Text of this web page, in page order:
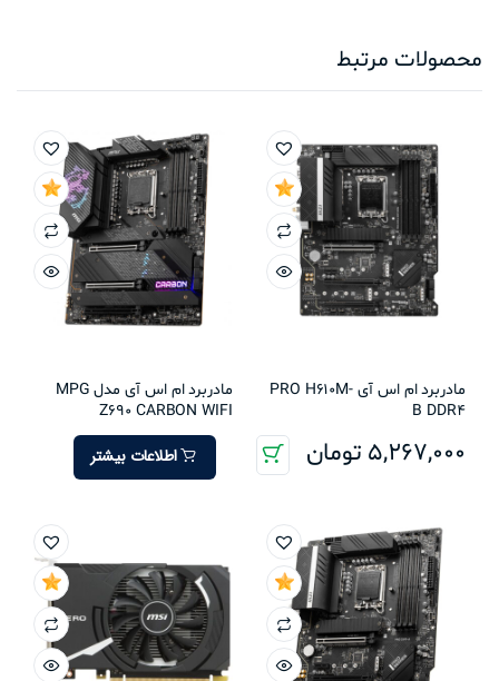
محصولات مرتبط
مادربرد ام اس آی PRO H610M-
B DDR4
5,267,000 تومان
مادربرد ام اس آی مدل MPG
Z690 CARBON WIFI
اطلاعات بیشتر